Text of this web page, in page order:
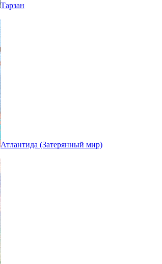
Тарзан
Атлантида (Затерянный мир)